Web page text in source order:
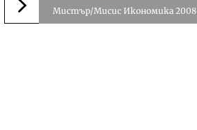
Следваща новина
Мистър/Мисис Икономика 2008